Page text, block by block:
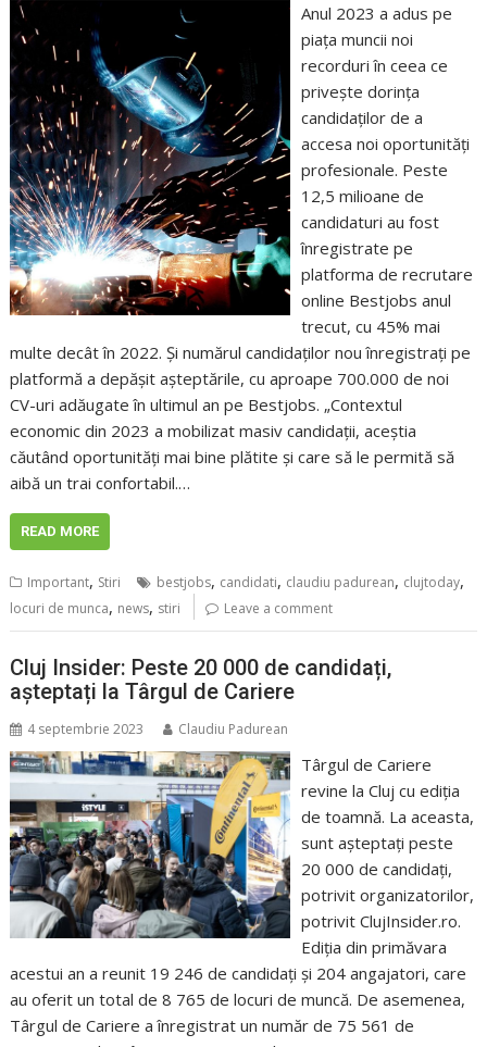
Anul 2023 a adus pe
piața muncii noi
recorduri în ceea ce
privește dorința
candidaților de a
accesa noi oportunități
profesionale. Peste
12,5 milioane de
candidaturi au fost
înregistrate pe
platforma de recrutare
online Bestjobs anul
trecut, cu 45% mai
multe decât în 2022. Și numărul candidaților nou înregistrați pe
platformă a depășit așteptările, cu aproape 700.000 de noi
CV-uri adăugate în ultimul an pe Bestjobs. „Contextul
economic din 2023 a mobilizat masiv candidații, aceștia
căutând oportunități mai bine plătite și care să le permită să
aibă un trai confortabil.…
READ MORE
Important, Stiri bestjobs, candidati, claudiu padurean, clujtoday,
locuri de munca, news, stiri Leave a comment
Cluj Insider: Peste 20 000 de candidați,
așteptați la Târgul de Cariere
4 septembrie 2023 Claudiu Padurean
Târgul de Cariere
revine la Cluj cu ediția
de toamnă. La aceasta,
sunt așteptați peste
20 000 de candidați,
potrivit organizatorilor,
potrivit ClujInsider.ro.
Ediția din primăvara
acestui an a reunit 19 246 de candidați și 204 angajatori, care
au oferit un total de 8 765 de locuri de muncă. De asemenea,
Târgul de Cariere a înregistrat un număr de 75 561 de